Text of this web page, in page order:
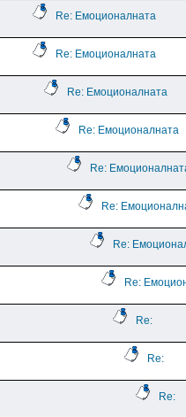
Re: Емоционалната
Re: Емоционалната
Re: Емоционалната
Re: Емоционалната
Re:
Re:
Re:
Re:
Re:
Re:
Re: